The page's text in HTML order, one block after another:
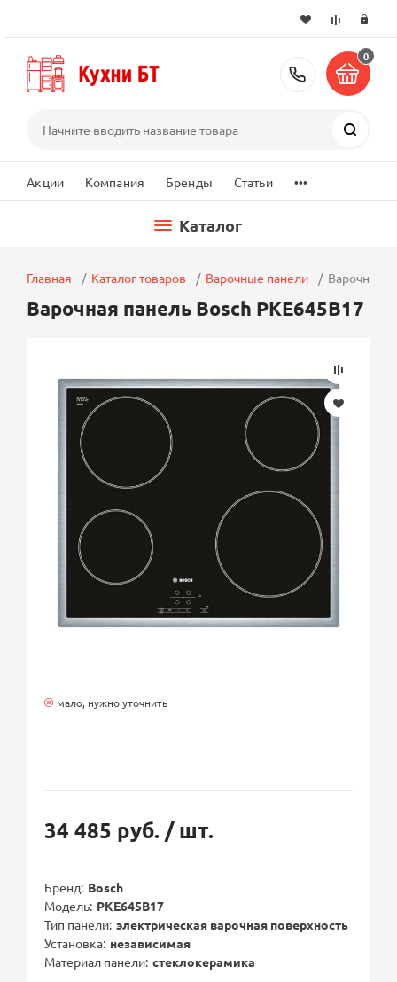
+7 (495)
0
Акции Компания Бренды Статьи ...
Каталог
Главная Каталог товаров Варочные панели Варочная
Варочная панель Bosch PKE645B17
мало, нужно уточнить
34 485 руб. / шт.
Бренд Bosch
Модель PKE645B17
Тип панели электрическая варочная поверхность
Установка независимая
Материал панели стеклокерамика